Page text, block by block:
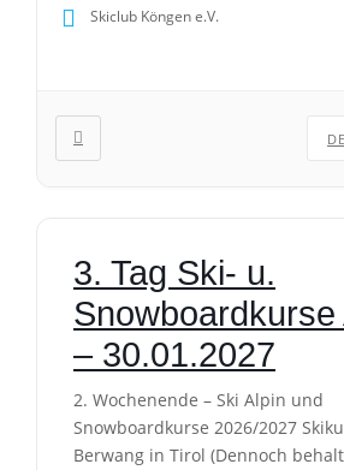
Skiclub Köngen e.V.
3. Tag Ski- u.
Snowboardkurse
– 30.01.2027
2. Wochenende – Ski Alpin und
Snowboardkurse 2026/2027
Berwang in Tirol (Dennoch